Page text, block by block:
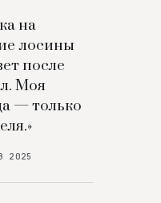
на
лосины
после
Моя
— только
2025